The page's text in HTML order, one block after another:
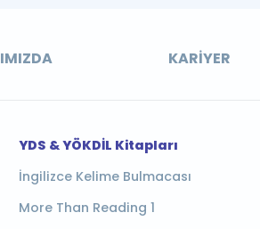
KARIYER
YDS & YÖKDİL Kitapları
İngilizce Kelime Bulmacası
More Than Reading 1